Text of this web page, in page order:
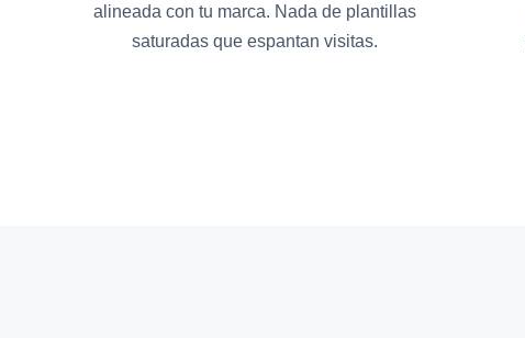
alineada con tu marca. Nada de plantillas
saturadas que espantan visitas.